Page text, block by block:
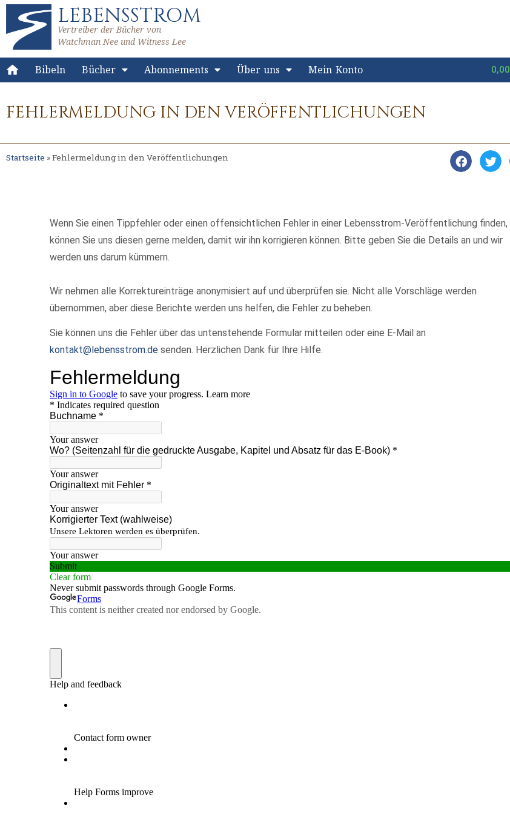
LEBENSSTROM
Vertreiber der Bücher von
Watchman Nee und Witness Lee
Bibeln Bücher Abonnements Über uns Mein Konto 0,00
FEHLERMELDUNG IN DEN VERÖFFENTLICHUNGEN
Startseite »Fehlermeldung in den Veröffentlichungen
Wenn Sie einen Tippfehler oder einen offensichtlichen Fehler in einer Lebensstrom-Veröffentlichung finden,
können Sie uns diesen gerne melden, damit wir ihn korrigieren können. Bitte geben Sie die Details an und wir
werden uns darum kümmern.
Wir nehmen alle Korrektureinträge anonymisiert auf und überprüfen sie. Nicht alle Vorschläge werden
übernommen, aber diese Berichte werden uns helfen, die Fehler zu beheben.
Sie können uns die Fehler über das untenstehende Formular mitteilen oder eine E-Mail an
kontakt@lebensstrom.de senden. Herzlichen Dank für Ihre Hilfe.